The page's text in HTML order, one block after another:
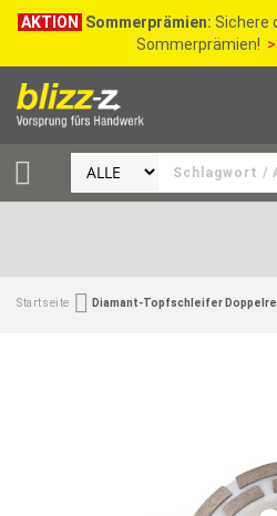
AKTION Sommerprämien: Sichere
Sommerprämien!
Startseite Diamant-Topfschleifer